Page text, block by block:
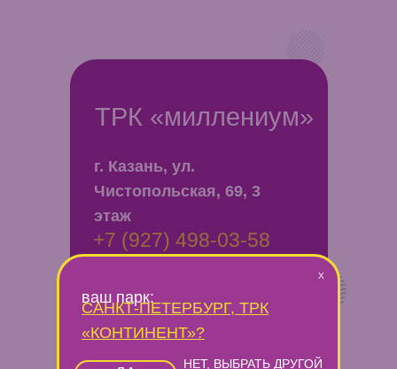
ваш парк:
САНКТ-ПЕТЕРБУРГ, ТРК
«КОНТИНЕНТ»?
НЕТ, ВЫБРАТЬ ДРУГОЙ
X
г. Казань, ул.
Чистопольская, 69, 3
этаж
+7 (927) 498-03-58
+7 (927) 678-13-00
Банкетный менеджер
ТРК «миллениум»